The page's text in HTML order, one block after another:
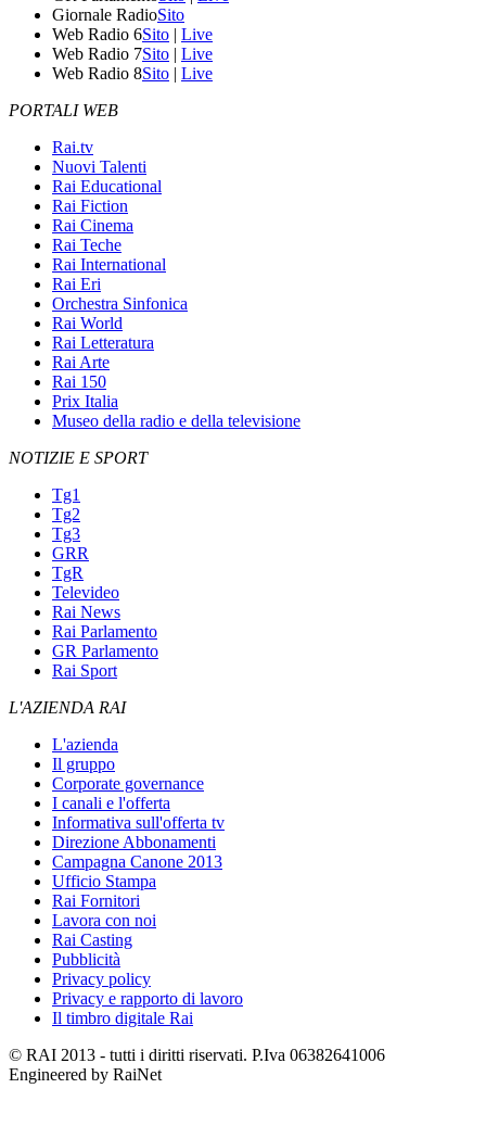
Giornale RadioSito
Web Radio 6Sito | Live
Web Radio 7Sito | Live
Web Radio 8Sito | Live
PORTALI WEB
Rai.tv
Nuovi Talenti
Rai Educational
Rai Fiction
Rai Cinema
Rai Teche
Rai International
Rai Eri
Orchestra Sinfonica
Rai World
Rai Letteratura
Rai Arte
Rai 150
Prix Italia
Museo della radio e della televisione
NOTIZIE E SPORT
Tg1
Tg2
Tg3
GRR
TgR
Televideo
Rai News
Rai Parlamento
GR Parlamento
Rai Sport
L'AZIENDA RAI
L'azienda
Il gruppo
Corporate governance
I canali e l'offerta
Informativa sull'offerta tv
Direzione Abbonamenti
Campagna Canone 2013
Ufficio Stampa
Rai Fornitori
Lavora con noi
Rai Casting
Pubblicità
Privacy policy
Privacy e rapporto di lavoro
Il timbro digitale Rai
© RAI 2013 - tutti i diritti riservati. P.Iva 06382641006
Engineered by RaiNet